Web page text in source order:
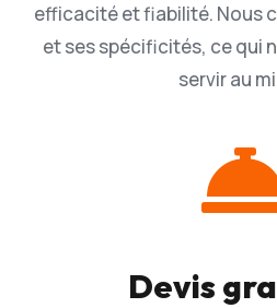
efficacité et fiabilité. Nous
et ses spécificités, ce qui
servir au
Devis